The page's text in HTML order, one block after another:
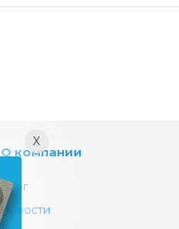
О компании
Блог
Новости
X